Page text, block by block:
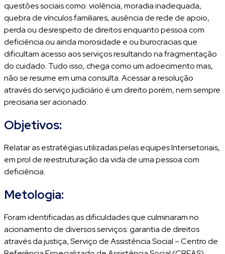
questões sociais como: violência, moradia inadequada,
quebra de vínculos familiares, ausência de rede de apoio,
perda ou desrespeito de direitos enquanto pessoa com
deficiência ou ainda morosidade e ou burocracias que
dificultam acesso aos serviços resultando na fragmentação
do cuidado. Tudo isso, chega como um adoecimento mas,
não se resume em uma consulta. Acessar a resolução
através do serviço judiciário é um direito porém, nem sempre
precisaria ser acionado.
Objetivos:
Relatar as estratégias utilizadas pelas equipes Intersetoriais,
em prol de reestruturação da vida de uma pessoa com
deficiência.
Metologia:
Foram identificadas as dificuldades que culminaram no
acionamento de diversos serviços: garantia de direitos
através da justiça, Serviço de Assistência Social – Centro de